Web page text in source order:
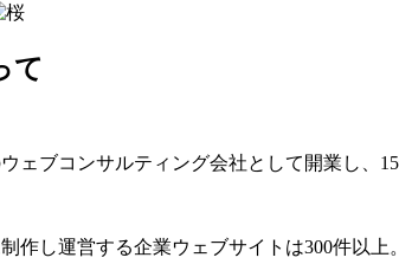
て
ェブコンサルティング会社として開業し、
作し運営する企業ウェブサイトは300件以